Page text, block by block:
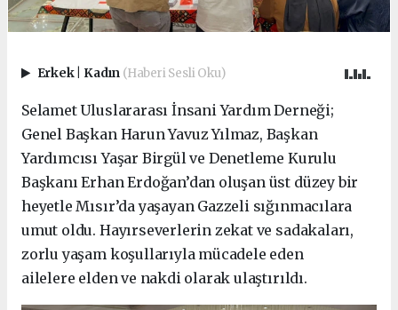
Erkek Kadın (Haberi Sesli Oku)
Selamet Uluslararası İnsani Yardım Derneği;
Genel Başkan Harun Yavuz Yılmaz, Başkan
Yardımcısı Yaşar Birgül ve Denetleme Kurulu
Başkanı Erhan Erdoğan’dan oluşan üst düzey bir
heyetle Mısır’da yaşayan Gazzeli sığınmacılara
umut oldu. Hayırseverlerin zekat ve sadakaları,
zorlu yaşam koşullarıyla mücadele eden
ailelere elden ve nakdi olarak ulaştırıldı.